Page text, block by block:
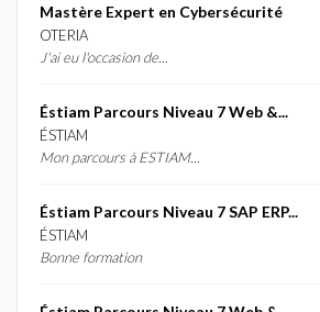
Mastère Expert en Cybersécurité
OTERIA
J'ai eu l'occasion de...
Éstiam Parcours Niveau 7 Web &...
ÉSTIAM
Mon parcours à ESTIAM...
Éstiam Parcours Niveau 7 SAP ERP...
ÉSTIAM
Bonne formation